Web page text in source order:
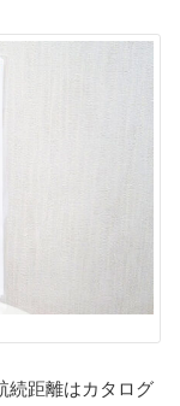
続距離はカタログ